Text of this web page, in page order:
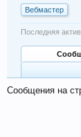
Вебмастер
Последняя
Сообщения на